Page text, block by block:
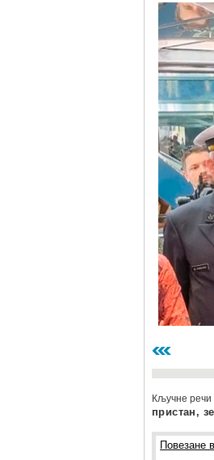
Кључне речи
пристан,
Повезане